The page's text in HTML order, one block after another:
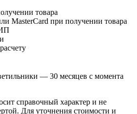
товара
MasterCard при получении товара
— 30 месяцев с момента
справочный характер и не
Для уточнения стоимости и